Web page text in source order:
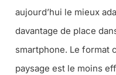
aujourd’hui le mieux
davantage de place
smartphone. Le format
paysage est le moins